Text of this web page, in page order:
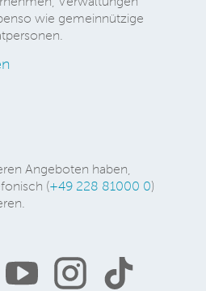
wie gemeinnützige
Angeboten haben,
(+49 228 81000 0)